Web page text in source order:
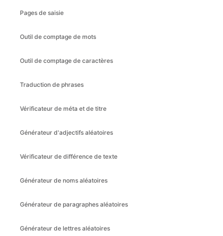
Pages de saisie
Outil de comptage de mots
Outil de comptage de caractères
Traduction de phrases
Vérificateur de méta et de titre
Générateur d'adjectifs aléatoires
Vérificateur de différence de texte
Générateur de noms aléatoires
Générateur de paragraphes aléatoires
Générateur de lettres aléatoires